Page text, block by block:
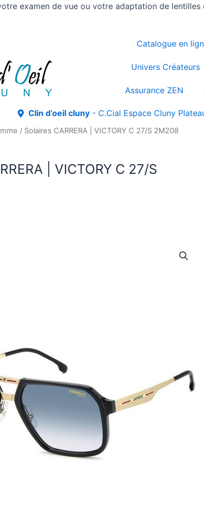
examen de vue ou votre adaptation de lentilles
Catalogue en
Univers Créateurs
Assurance ZEN
Clin d’oeil cluny - C.Cial Espace Cluny
/ Solaires CARRERA | VICTORY C 27/S 2M208
| VICTORY C 27/S